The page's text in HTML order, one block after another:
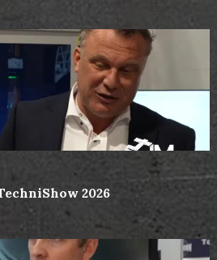
2026